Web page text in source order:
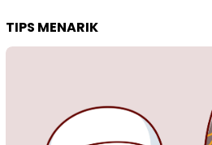
TIPS MENARIK